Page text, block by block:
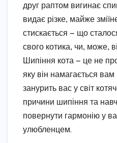
друг раптом вигинає
видає різке, майже
стискається — що
свого котика, чи, може,
Шипіння кота — це не
яку він намагається вам
занурить вас у світ
причини шипіння та
повернути гармонію у
улюбленцем.